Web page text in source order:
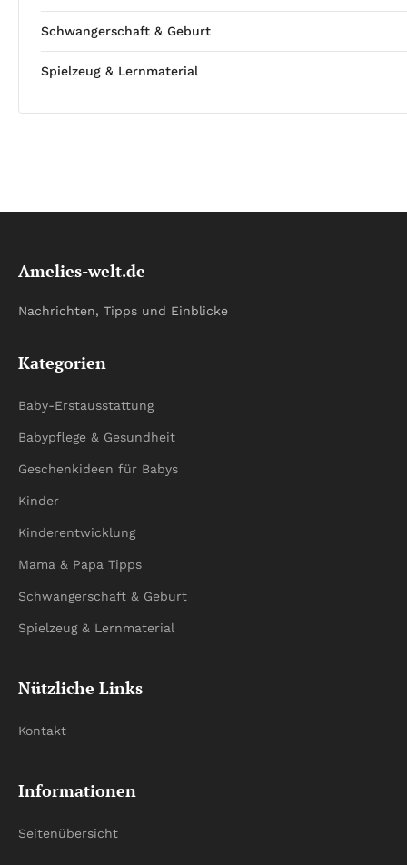
Schwangerschaft & Geburt
Spielzeug & Lernmaterial
Amelies-welt.de
Nachrichten, Tipps und Einblicke
Kategorien
Baby-Erstausstattung
Babypflege & Gesundheit
Geschenkideen für Babys
Kinder
Kinderentwicklung
Mama & Papa Tipps
Schwangerschaft & Geburt
Spielzeug & Lernmaterial
Nützliche Links
Kontakt
Informationen
Seitenübersicht